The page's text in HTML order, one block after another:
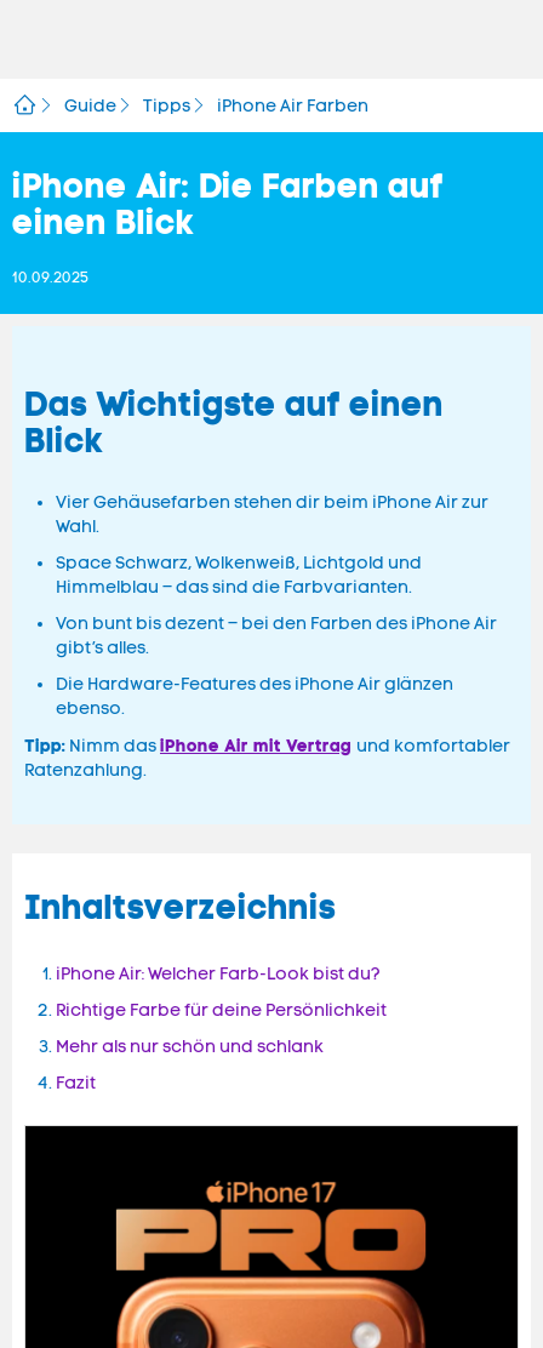
Guide Tipps iPhone Air Farben
iPhone Air: Die Farben auf
einen Blick
10.09.2025
Das Wichtigste auf einen
Blick
Vier Gehäusefarben stehen dir beim iPhone Air zur
Wahl.
Space Schwarz, Wolkenweiß, Lichtgold und
Himmelblau – das sind die Farbvarianten.
Von bunt bis dezent – bei den Farben des iPhone Air
gibt’s alles.
Die Hardware-Features des iPhone Air glänzen
ebenso.
Tipp: Nimm dasiPhone Air mit Vertrag und komfortabler
Ratenzahlung.
Inhaltsverzeichnis
iPhone Air: Welcher Farb-Look bist du?
Richtige Farbe für deine Persönlichkeit
Mehr als nur schön und schlank
Fazit